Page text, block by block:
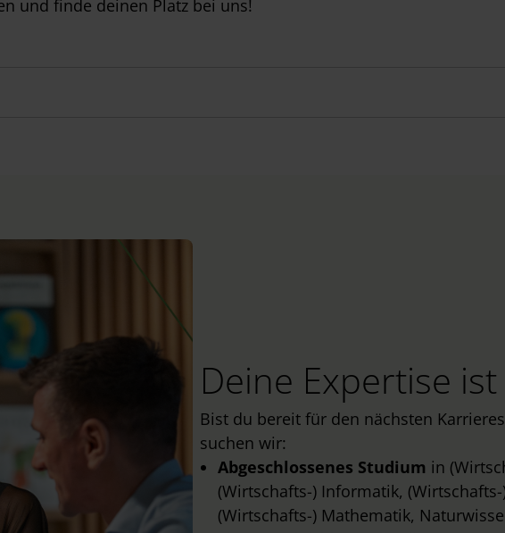
und finde deinen Platz bei uns!
Deine Expertise
Bist du bereit für den nächsten
suchen wir:
Abgeschlossenes Studium in
(Wirtschafts-) Informatik,
(Wirtschafts-) Mathematik,